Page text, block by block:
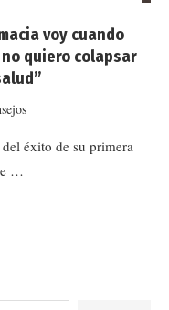
voy cuando
quiero colapsar
éxito de su primera
…